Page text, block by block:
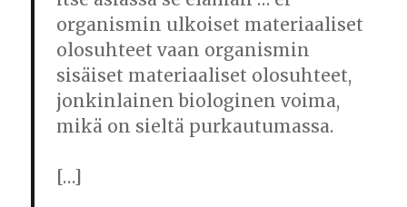
organismin ulkoiset materiaaliset
olosuhteet vaan organismin
sisäiset materiaaliset olosuhteet,
jonkinlainen biologinen voima,
mikä on sieltä purkautumassa.
[…]